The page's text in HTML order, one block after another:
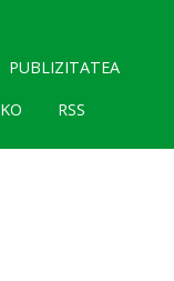
PUBLIZITATEA
RSS